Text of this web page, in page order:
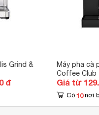
Solis Barista Perfetta Plus
Grind &
đ
Máy pha cà
Coffee Club
Giá từ
Có 10 nơi